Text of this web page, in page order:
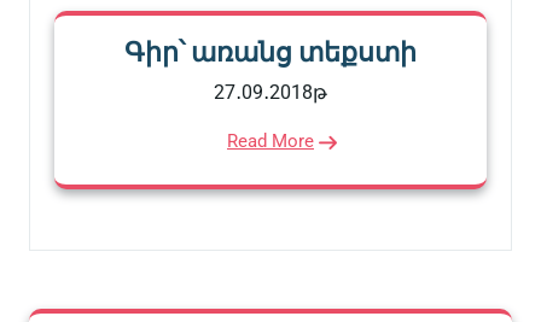
Գիր՝ առանց տեքստի
27․09․2018թ
Read More